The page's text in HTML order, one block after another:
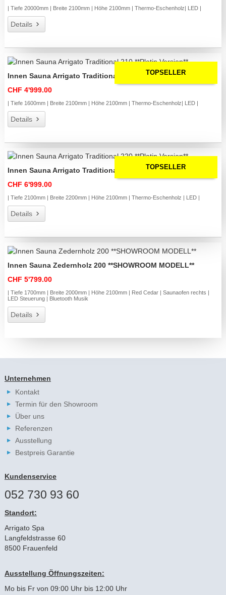
| Tiefe 20000mm | Breite 2100mm | Höhe 2100mm | Thermo-Eschenholz| LED |
Details
TOPSELLER
Innen Sauna Arrigato Traditional 210 **Platin Version**
CHF 4'999.00
| Tiefe 1600mm | Breite 2100mm | Höhe 2100mm | Thermo-Eschenholz| LED |
Details
TOPSELLER
Innen Sauna Arrigato Traditional 220 **Platin Version**
CHF 6'999.00
| Tiefe 2100mm | Breite 2200mm | Höhe 2100mm | Thermo-Eschenholz | LED |
Details
Innen Sauna Zedernholz 200 **SHOWROOM MODELL**
CHF 5'799.00
| Tiefe 1700mm | Breite 2000mm | Höhe 2100mm | Red Cedar | Saunaofen rechts |
LED Steuerung | Bluetooth Musik
Details
Unternehmen
Kontakt
Termin für den Showroom
Über uns
Referenzen
Ausstellung
Bestpreis Garantie
Kundenservice
052 730 93 60
Standort:
Arrigato Spa
Langfeldstrasse 60
8500 Frauenfeld
Ausstellung Öffnungszeiten:
Mo bis Fr von 09:00 Uhr bis 12:00 Uhr